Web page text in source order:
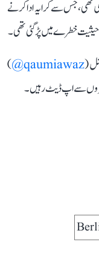
تھی، جس سے کرایہ ادا کرنے
حیثیت خطرے میں پڑ گئی تھی۔
(
qaumiawaz@
)
سے اپ ڈیٹ رہیں۔